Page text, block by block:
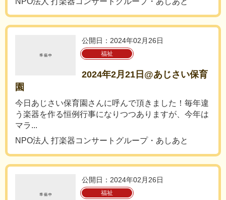
公開日：2024年02月26日
福祉
2024年2月21日@あじさい保育
園
今日あじさい保育園さんに呼んで頂きました！毎年違
う楽器を作る恒例行事になりつつありますが、今年は
マラ...
NPO法人 打楽器コンサートグループ・あしあと
公開日：2024年02月26日
福祉